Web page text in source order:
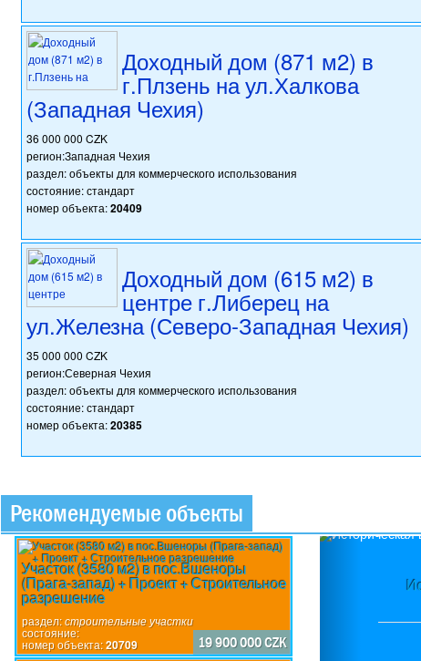
Доходный дом (871 м2) в
г.Плзень на ул.Халкова
(Западная Чехия)
36 000 000 CZK
регион:Западная Чехия
раздел: объекты для коммерческого использования
состояние: стандарт
номер объекта:20409
Доходный дом (615 м2) в
центре г.Либерец на
ул.Железна (Северо-Западная Чехия)
35 000 000 CZK
регион:Северная Чехия
раздел: объекты для коммерческого использования
состояние: стандарт
номер объекта:20385
Рекомендуемые объекты
Участок (3580 м2) в пос.Вшеноры
(Прага-запад) + Проект + Строительное
разрешение
раздел:строительные участки
состояние:
номер объекта:20709 19 900 000 CZK
Previous